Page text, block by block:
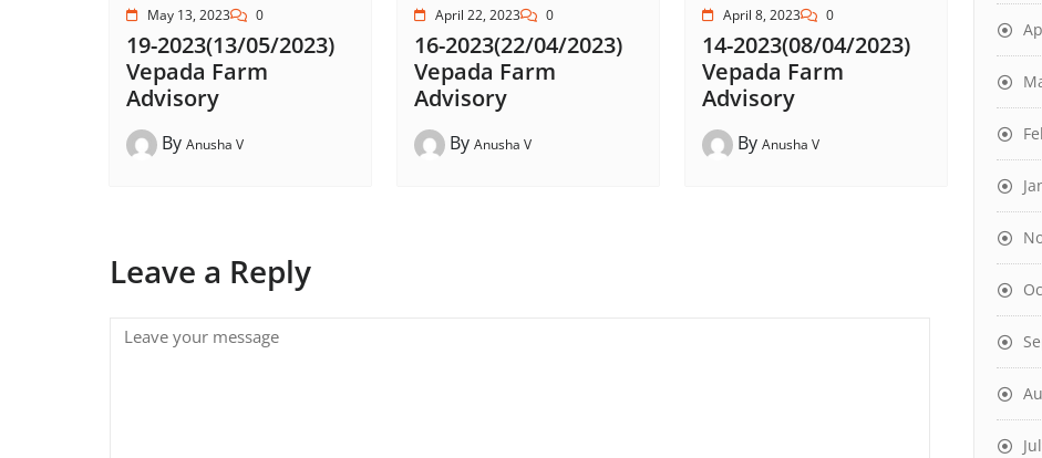
May 13, 2023 0
19-2023(13/05/2023)
Vepada Farm
Advisory
By Anusha V
April 22, 2023 0
16-2023(22/04/2023)
Vepada Farm
Advisory
By Anusha V
April 8, 2023 0
14-2023(08/04/2023)
Vepada Farm
Advisory
By Anusha V
Leave a Reply